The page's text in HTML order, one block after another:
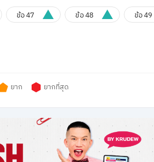
ข้อ 47 ข้อ 48 ข้อ 49
ยาก ยากที่สุด